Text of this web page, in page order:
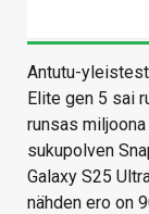
Antutu-
Elite gen 5 sai
runsas
sukupolven
Galaxy S25
nähden ero on